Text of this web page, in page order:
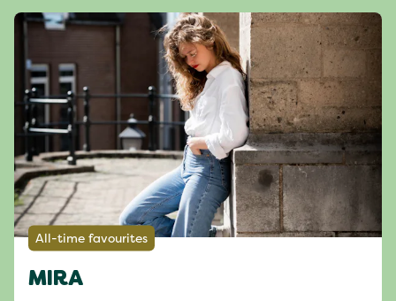
All-time favourites
MIRA